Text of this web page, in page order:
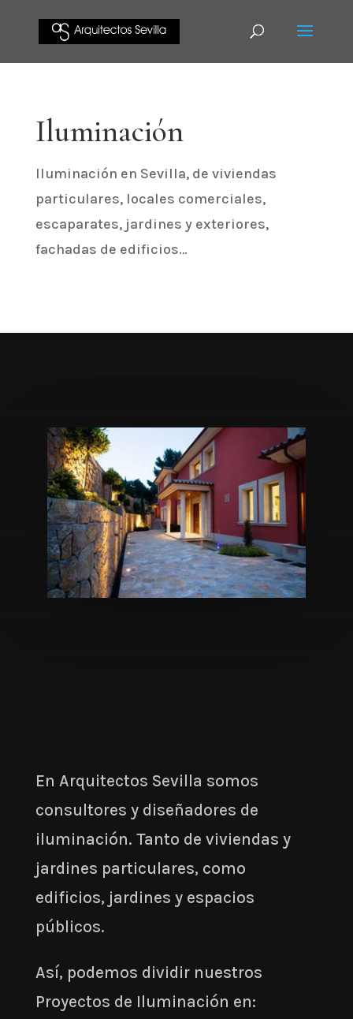
Iluminación
Iluminación en Sevilla, de viviendas
particulares, locales comerciales,
escaparates, jardines y exteriores,
fachadas de edificios…
En Arquitectos Sevilla somos
consultores y diseñadores de
iluminación. Tanto de viviendas y
jardines particulares, como
edificios, jardines y espacios
públicos.
Así, podemos dividir nuestros
Proyectos de Iluminación en: